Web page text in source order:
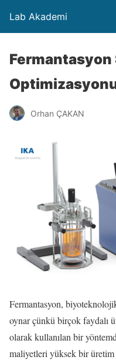
Lab Akademi
Orhan ÇAKAN
Fermantasyon,
oynar çünkü birçok faydalı
olarak kullanılan bir
maliyetleri yüksek bir